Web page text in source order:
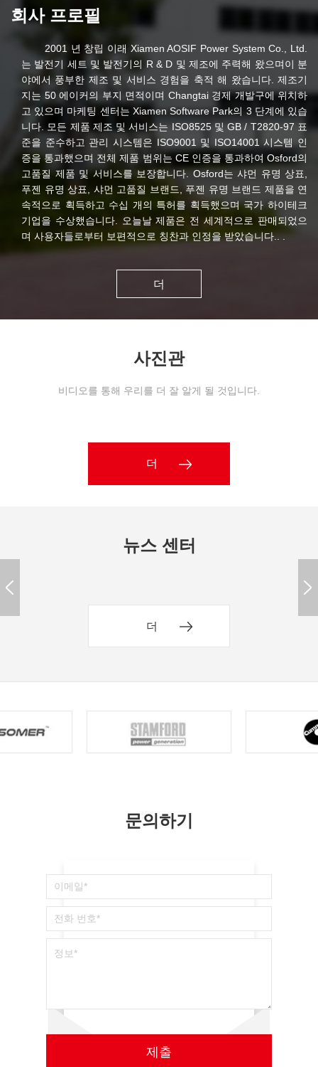
회사 프로필
2001 년 창립 이래 Xiamen AOSIF Power System Co., Ltd.
는 발전기 세트 및 발전기의 R & D 및 제조에 주력해 왔으며이 분
야에서 풍부한 제조 및 서비스 경험을 축적 해 왔습니다. 제조기
지는 50 에이커의 부지 면적이며 Changtai 경제 개발구에 위치하
고 있으며 마케팅 센터는 Xiamen Software Park의 3 단계에 있습
니다. 모든 제품 제조 및 서비스는 ISO8525 및 GB / T2820-97 표
준을 준수하고 관리 시스템은 ISO9001 및 ISO14001 시스템 인
증을 통과했으며 전체 제품 범위는 CE 인증을 통과하여 Osford의
고품질 제품 및 서비스를 보장합니다. Osford는 샤먼 유명 상표,
푸젠 유명 상표, 샤먼 고품질 브랜드, 푸젠 유명 브랜드 제품을 연
속적으로 획득하고 수십 개의 특허를 획득했으며 국가 하이테크
기업을 수상했습니다. 오늘날 제품은 전 세계적으로 판매되었으
며 사용자들로부터 보편적으로 칭찬과 인정을 받았습니다.. .
더
사진관
비디오를 통해 우리를 더 잘 알게 될 것입니다.
더
뉴스 센터
더
문의하기
제출